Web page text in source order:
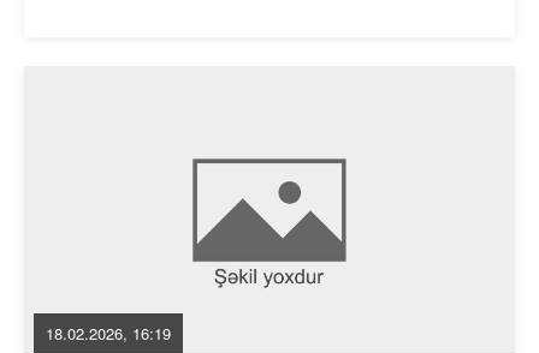
18.02.2026, 16:19